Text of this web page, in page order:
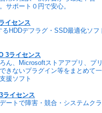
サポート０円で安心。
イセンス
HDDデフラグ・SSD最適化ソ
3ライセンス
ん、Microsoftストアアプリ、プ
きないプラグイン等をまとめて
援ソフト
イセンス
ートで障害・競合・システムク